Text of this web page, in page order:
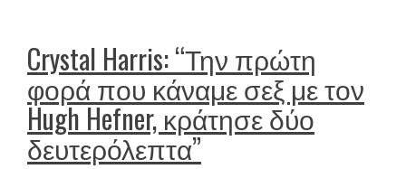
Crystal Harris: “Την πρώτη
φορά που κάναμε σεξ με τον
Hugh Hefner, κράτησε δύο
δευτερόλεπτα”